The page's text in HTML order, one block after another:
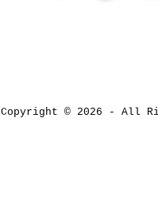
Copyright © 2026 - All